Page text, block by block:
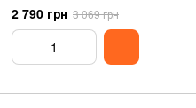
2 790 грн 3 069 грн